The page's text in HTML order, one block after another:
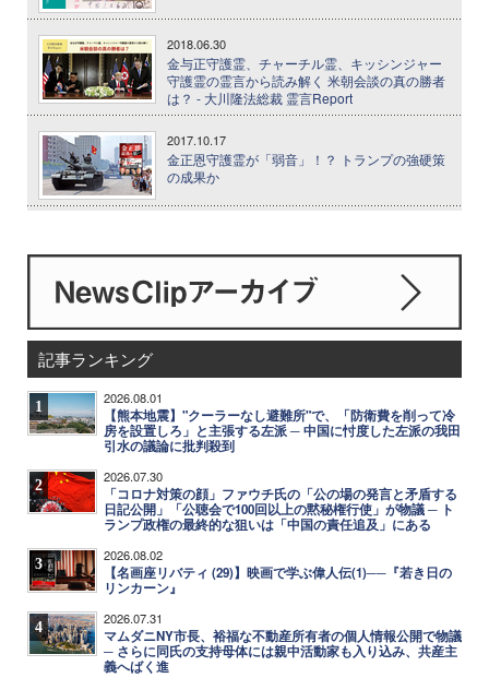
2018.06.30
金与正守護霊、チャーチル霊、キッシンジャー
守護霊の霊言から読み解く 米朝会談の真の勝者
は？ - 大川隆法総裁 霊言Report
2017.10.17
金正恩守護霊が「弱音」！？ トランプの強硬策
の成果か
記事ランキング
1 2026.08.01
【熊本地震】"クーラーなし避難所"で、「防衛費を削って冷
房を設置しろ」と主張する左派 ─ 中国に忖度した左派の我田
引水の議論に批判殺到
2 2026.07.30
「コロナ対策の顔」ファウチ氏の「公の場の発言と矛盾する
日記公開」「公聴会で100回以上の黙秘権行使」が物議 ─ ト
ランプ政権の最終的な狙いは「中国の責任追及」にある
3 2026.08.02
【名画座リバティ (29)】映画で学ぶ偉人伝(1)──『若き日の
リンカーン』
4 2026.07.31
マムダニNY市長、裕福な不動産所有者の個人情報公開で物議
─ さらに同氏の支持母体には親中活動家も入り込み、共産主
義へばく進